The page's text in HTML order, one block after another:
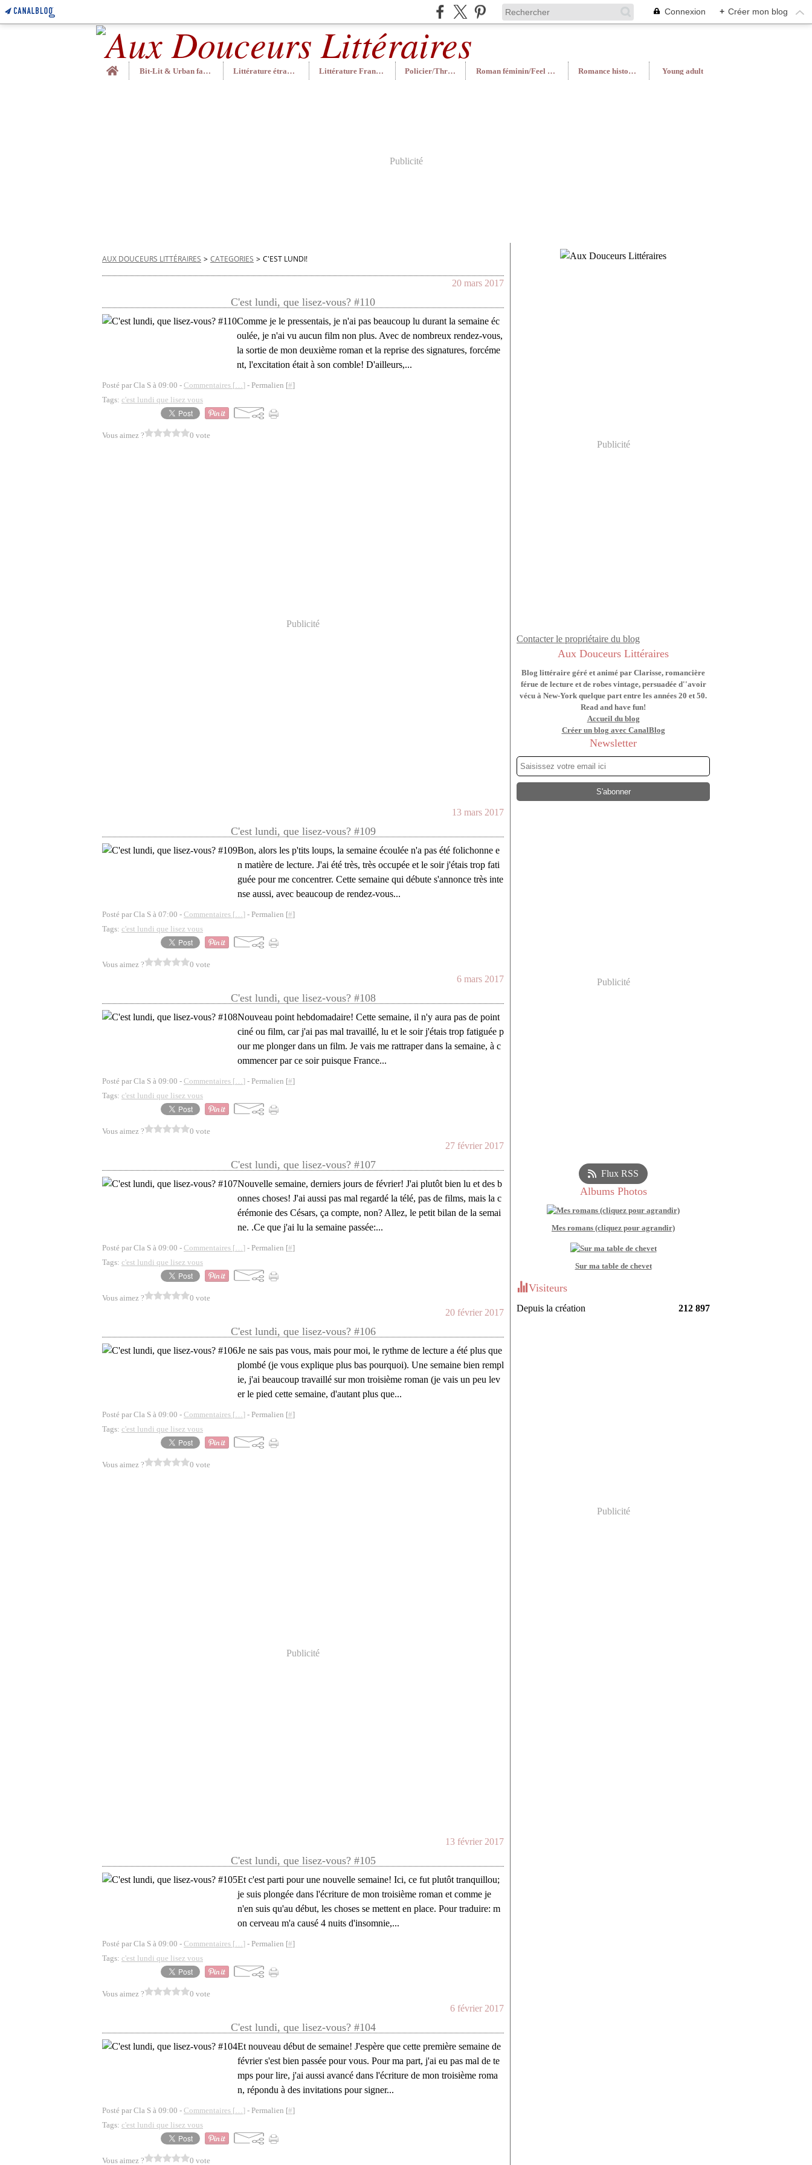
Connexion + Créer mon blog
Home
Bit-Lit & Urban fantasy Littérature étrangère Littérature Française Policier/Thriller Roman féminin/Feel Good Romance historique Young adult
Publicité
AUX DOUCEURS LITTÉRAIRES > CATEGORIES > C'EST LUNDI!
20 mars 2017
C'est lundi, que lisez-vous? #110
Comme je le pressentais, je n'ai pas beaucoup lu durant la semaine éc
oulée, je n'ai vu aucun film non plus. Avec de nombreux rendez-vous,
la sortie de mon deuxième roman et la reprise des signatures, forcéme
nt, l'excitation était à son comble! D'ailleurs,...
Posté par Cla S à 09:00 - Commentaires […] - Permalien [#]
Tags: c'est lundi que lisez vous
Vous aimez ? 0 vote
Publicité
13 mars 2017
C'est lundi, que lisez-vous? #109
Bon, alors les p'tits loups, la semaine écoulée n'a pas été folichonne e
n matière de lecture. J'ai été très, très occupée et le soir j'étais trop fati
guée pour me concentrer. Cette semaine qui débute s'annonce très inte
nse aussi, avec beaucoup de rendez-vous...
Posté par Cla S à 07:00 - Commentaires […] - Permalien [#]
Tags: c'est lundi que lisez vous
Vous aimez ? 0 vote
6 mars 2017
C'est lundi, que lisez-vous? #108
Nouveau point hebdomadaire! Cette semaine, il n'y aura pas de point
ciné ou film, car j'ai pas mal travaillé, lu et le soir j'étais trop fatiguée p
our me plonger dans un film. Je vais me rattraper dans la semaine, à c
ommencer par ce soir puisque France...
Posté par Cla S à 09:00 - Commentaires […] - Permalien [#]
Tags: c'est lundi que lisez vous
Vous aimez ? 0 vote
27 février 2017
C'est lundi, que lisez-vous? #107
Nouvelle semaine, derniers jours de février! J'ai plutôt bien lu et des b
onnes choses! J'ai aussi pas mal regardé la télé, pas de films, mais la c
érémonie des Césars, ça compte, non? Allez, le petit bilan de la semai
ne. .Ce que j'ai lu la semaine passée:...
Posté par Cla S à 09:00 - Commentaires […] - Permalien [#]
Tags: c'est lundi que lisez vous
Vous aimez ? 0 vote
20 février 2017
C'est lundi, que lisez-vous? #106
Je ne sais pas vous, mais pour moi, le rythme de lecture a été plus que
plombé (je vous explique plus bas pourquoi). Une semaine bien rempl
ie, j'ai beaucoup travaillé sur mon troisième roman (je vais un peu lev
er le pied cette semaine, d'autant plus que...
Posté par Cla S à 09:00 - Commentaires […] - Permalien [#]
Tags: c'est lundi que lisez vous
Vous aimez ? 0 vote
Publicité
13 février 2017
C'est lundi, que lisez-vous? #105
Et c'est parti pour une nouvelle semaine! Ici, ce fut plutôt tranquillou;
je suis plongée dans l'écriture de mon troisième roman et comme je
n'en suis qu'au début, les choses se mettent en place. Pour traduire: m
on cerveau m'a causé 4 nuits d'insomnie,...
Posté par Cla S à 09:00 - Commentaires […] - Permalien [#]
Tags: c'est lundi que lisez vous
Vous aimez ? 0 vote
6 février 2017
C'est lundi, que lisez-vous? #104
Et nouveau début de semaine! J'espère que cette première semaine de
février s'est bien passée pour vous. Pour ma part, j'ai eu pas mal de te
mps pour lire, j'ai aussi avancé dans l'écriture de mon troisième roma
n, répondu à des invitations pour signer...
Posté par Cla S à 09:00 - Commentaires […] - Permalien [#]
Tags: c'est lundi que lisez vous
Vous aimez ? 0 vote
Publicité
Contacter le propriétaire du blog
Aux Douceurs Littéraires
Blog littéraire géré et animé par Clarisse, romancière
férue de lecture et de robes vintage, persuadée d''avoir
vécu à New-York quelque part entre les années 20 et 50.
Read and have fun!
Accueil du blog
Créer un blog avec CanalBlog
Newsletter
Publicité
Flux RSS
Albums Photos
Mes romans (cliquez pour agrandir)
Sur ma table de chevet
Visiteurs
Depuis la création 212 897
Publicité